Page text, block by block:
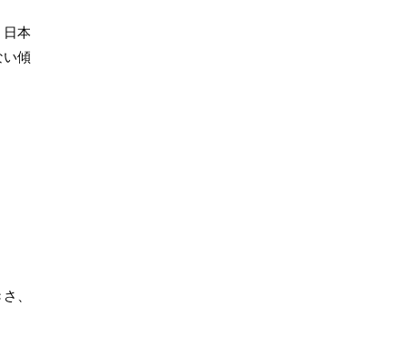
日本
い傾
、